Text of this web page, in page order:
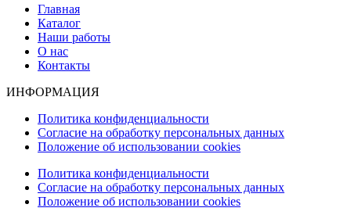
Главная
Каталог
Наши работы
О нас
Контакты
ИНФОРМАЦИЯ
Политика конфиденциальности
Согласие на обработку персональных данных
Положение об использовании cookies
Политика конфиденциальности
Согласие на обработку персональных данных
Положение об использовании cookies